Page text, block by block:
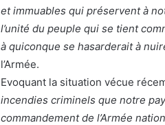
et immuables qui préservent à
l’unité du peuple qui se tient
à quiconque se hasarderait à
l’Armée.
Evoquant la situation vécue
incendies criminels que notre
commandement de l’Armée